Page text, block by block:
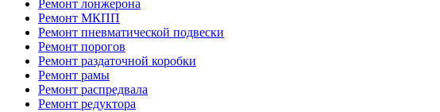
Ремонт лонжерона
Ремонт МКПП
Ремонт пневматической подвески
Ремонт порогов
Ремонт раздаточной коробки
Ремонт рамы
Ремонт распредвала
Ремонт редуктора